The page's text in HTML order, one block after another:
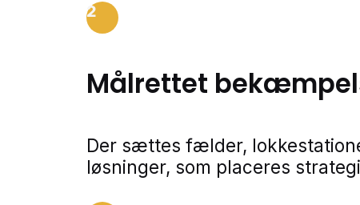
2
Målrettet
Der sættes fælder,
løsninger, som placeres